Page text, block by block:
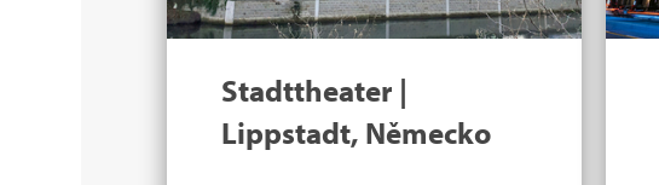
Stadttheater |
Lippstadt, Německo